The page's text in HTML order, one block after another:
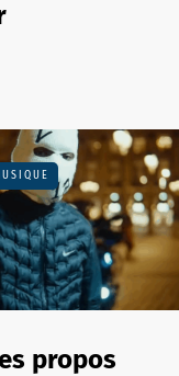
propos